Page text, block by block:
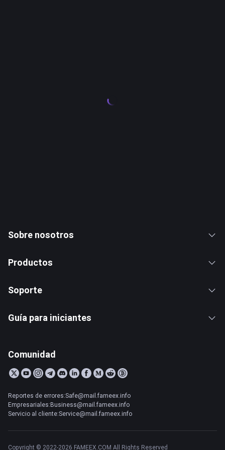
Sobre nosotros
Productos
Soporte
Guía para iniciantes
Comunidad
Reportes de errores:Safe@mail.fameex.info
Empresariales:Business@mail.fameex.info
Servicio al cliente:Service@mail.fameex.info
Copyright © 2022-2026 FAMEEX.COM All Rights Reserved